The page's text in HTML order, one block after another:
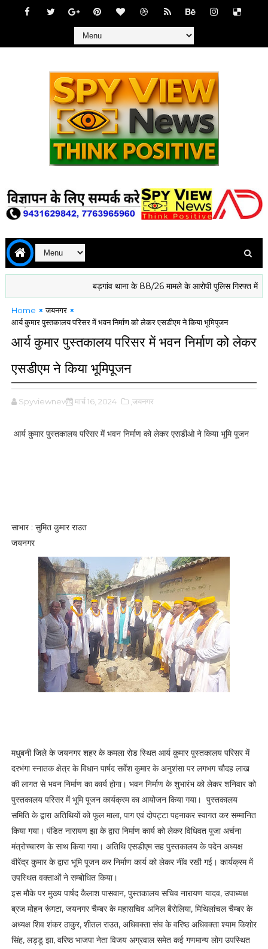
बड़गांव थाना के 88/26 मामले के आरोपी पुलिस गिरफ्त में
Home
जयनगर
आर्य कुमार पुस्तकालय परिसर में भवन निर्माण को लेकर एसडीएम ने किया भूमिपूजन
आर्य कुमार पुस्तकालय परिसर में भवन निर्माण को लेकर
एसडीएम ने किया भूमिपूजन
Spyviewnews मार्च 16, 2024 ,जयनगर
आर्य कुमार पुस्तकालय परिसर में भवन निर्माण को लेकर एसडीओ ने किया भूमि पूजन
साभार : सुमित कुमार राउत
जयनगर
मधुबनी जिले के जयनगर शहर के कमला रोड स्थित आर्य कुमार पुस्तकालय परिसर में
दरभंगा स्नातक क्षेत्र के विधान पार्षद सर्वेश कुमार के अनुशंसा पर लगभग चौदह लाख
की लागत से भवन निर्माण का कार्य होगा। भवन निर्माण के शुभारंभ को लेकर शनिवार को
पुस्तकालय परिसर में भूमि पूजन कार्यक्रम का आयोजन किया गया। पुस्तकालय
समिति के द्वारा अतिथियों को फूल माला, पाग एवं दोपट्टा पहनाकर स्वागत कर सम्मानित
किया गया। पंडित नारायण झा के द्वारा निर्माण कार्य को लेकर विधिवत पूजा अर्चना
मंत्रोच्चारण के साथ किया गया। अतिथि एसडीएम सह पुस्तकालय के पदेन अध्यक्ष
वीरेंद्र कुमार के द्वारा भूमि पूजन कर निर्माण कार्य को लेकर नींव रखी गई। कार्यक्रम में
उपस्थित वक्ताओं ने सम्बोधित किया।
इस मौके पर मुख्य पार्षद कैलाश पासवान, पुस्तकालय सचिव नारायण यादव, उपाध्यक्ष
ब्रज मोहन रूंगटा, जयनगर चैम्बर के महासचिव अनिल बैरोलिया, मिथिलांचल चैम्बर के
अध्यक्ष शिव शंकर ठाकुर, शीतल राउत, अधिवक्ता संघ के वरिष्ठ अधिवक्ता श्याम किशोर
सिंह, लड्डू झा, वरिष्ठ भाजपा नेता विजय अग्रवाल समेत कई गणमान्य लोग उपस्थित